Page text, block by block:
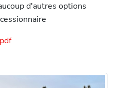
d'autres options